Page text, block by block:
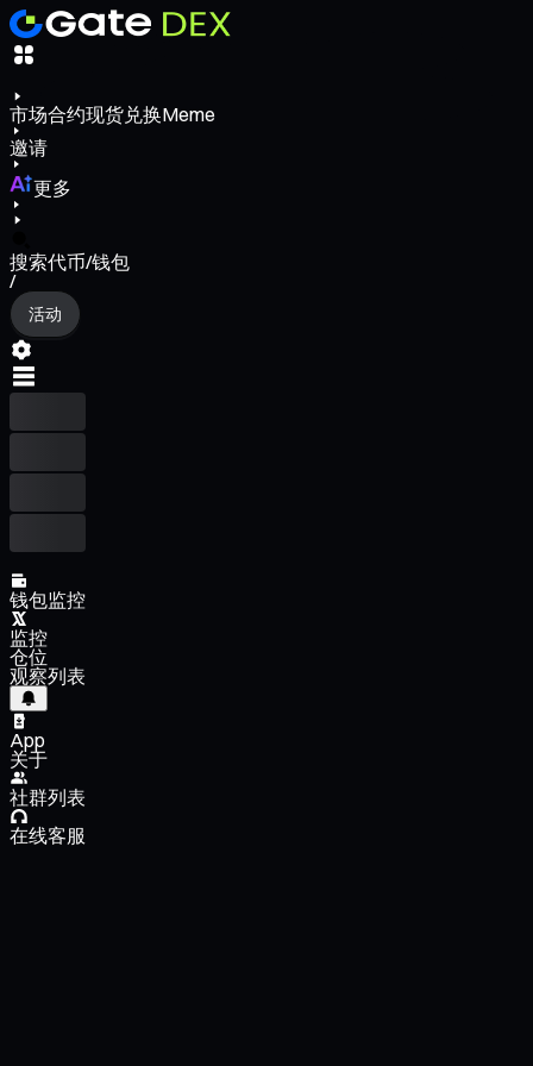
市场合约现货兑换Meme
邀请
更多
搜索代币/钱包
/
活动
钱包监控
监控
仓位
观察列表
App
关于
社群列表
在线客服